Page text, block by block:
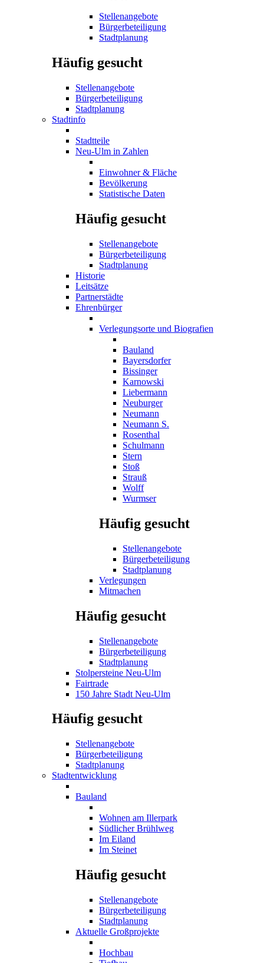
Stellenangebote
Bürgerbeteiligung
Stadtplanung
Häufig gesucht
Stellenangebote
Bürgerbeteiligung
Stadtplanung
Stadtinfo
Stadtteile
Neu-Ulm in Zahlen
Einwohner & Fläche
Bevölkerung
Statistische Daten
Häufig gesucht
Stellenangebote
Bürgerbeteiligung
Stadtplanung
Historie
Leitsätze
Partnerstädte
Ehrenbürger
Verlegungsorte und Biografien
Bauland
Bayersdorfer
Bissinger
Karnowski
Liebermann
Neuburger
Neumann
Neumann S.
Rosenthal
Schulmann
Stern
Stoß
Strauß
Wolff
Wurmser
Häufig gesucht
Stellenangebote
Bürgerbeteiligung
Stadtplanung
Verlegungen
Mitmachen
Häufig gesucht
Stellenangebote
Bürgerbeteiligung
Stadtplanung
Stolpersteine Neu-Ulm
Fairtrade
150 Jahre Stadt Neu-Ulm
Häufig gesucht
Stellenangebote
Bürgerbeteiligung
Stadtplanung
Stadtentwicklung
Bauland
Wohnen am Illerpark
Südlicher Brühlweg
Im Eiland
Im Steinet
Häufig gesucht
Stellenangebote
Bürgerbeteiligung
Stadtplanung
Aktuelle Großprojekte
Hochbau